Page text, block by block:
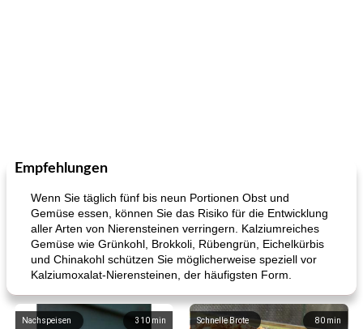
Empfehlungen
Wenn Sie täglich fünf bis neun Portionen Obst und
Gemüse essen, können Sie das Risiko für die Entwicklung
aller Arten von Nierensteinen verringern. Kalziumreiches
Gemüse wie Grünkohl, Brokkoli, Rübengrün, Eichelkürbis
und Chinakohl schützen Sie möglicherweise speziell vor
Kalziumoxalat-Nierensteinen, der häufigsten Form.
310 min
Nachspeisen 80 min
Schnelle Brote